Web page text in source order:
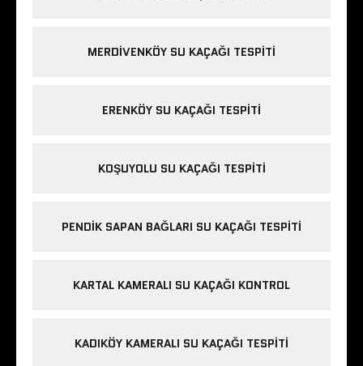
MERDIVENKÖY SU KAÇAĞI TESPITI
ERENKÖY SU KAÇAĞI TESPITI
KOŞUYOLU SU KAÇAĞI TESPITI
PENDIK SAPAN BAĞLARI SU KAÇAĞI TESPITI
KARTAL KAMERALI SU KAÇAĞI KONTROL
KADIKÖY KAMERALI SU KAÇAĞI TESPITI